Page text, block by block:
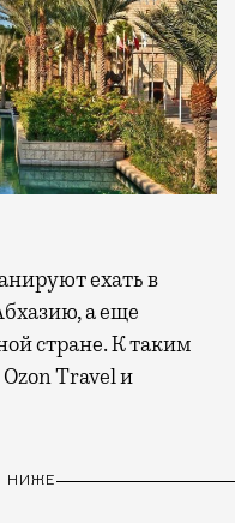
а еще
стране. К таким
Travel и
НИЖЕ